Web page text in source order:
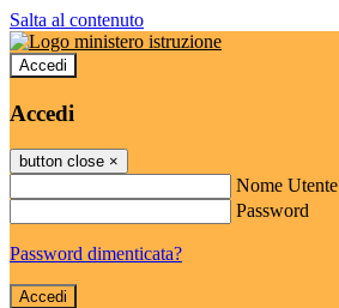
Salta al contenuto
Accedi
Accedi
button close ×
Nome Utente
Password
Password dimenticata?